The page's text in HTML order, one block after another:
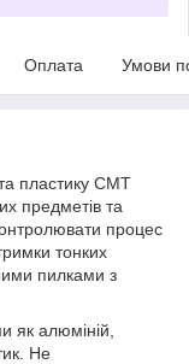
Оплата Умови
пластику СМТ
предметів та
процес
тонких
пилками з
як алюміній,
Не